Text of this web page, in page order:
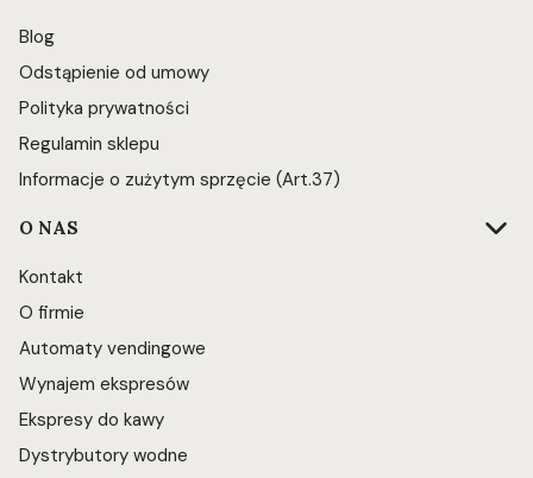
Blog
Odstąpienie od umowy
Polityka prywatności
Regulamin sklepu
Informacje o zużytym sprzęcie (Art.37)
O NAS
Kontakt
O firmie
Automaty vendingowe
Wynajem ekspresów
Ekspresy do kawy
Dystrybutory wodne